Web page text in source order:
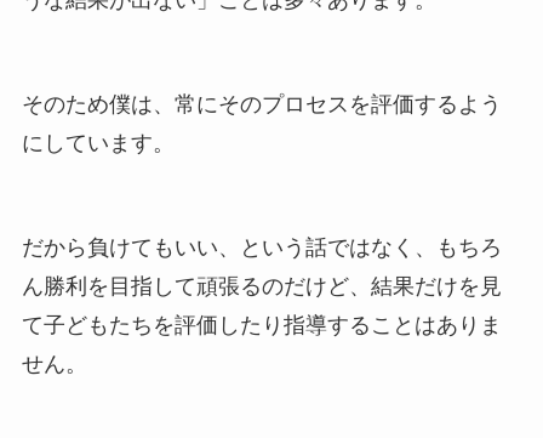
そのため僕は、常にそのプロセスを評価するよう
にしています。
だから負けてもいい、という話ではなく、もちろ
ん勝利を目指して頑張るのだけど、結果だけを見
て子どもたちを評価したり指導することはありま
せん。